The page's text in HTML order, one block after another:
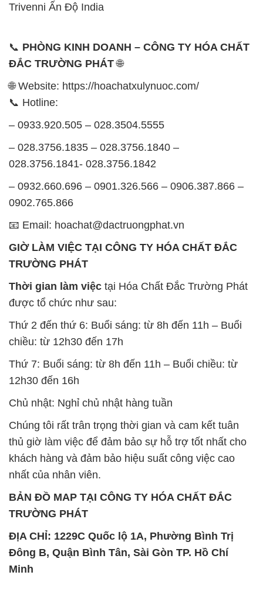
Trivenni Ấn Độ India
📞 PHÒNG KINH DOANH – CÔNG TY HÓA CHẤT
ĐẮC TRƯỜNG PHÁT🌐
🌐 Website: https://hoachatxulynuoc.com/
📞 Hotline:
– 0933.920.505 – 028.3504.5555
– 028.3756.1835 – 028.3756.1840 –
028.3756.1841- 028.3756.1842
– 0932.660.696 – 0901.326.566 – 0906.387.866 –
0902.765.866
📧 Email: hoachat@dactruongphat.vn
GIỜ LÀM VIỆC TẠI CÔNG TY HÓA CHẤT ĐẮC
TRƯỜNG PHÁT
Thời gian làm việc tại Hóa Chất Đắc Trường Phát
được tổ chức như sau:
Thứ 2 đến thứ 6: Buổi sáng: từ 8h đến 11h – Buổi
chiều: từ 12h30 đến 17h
Thứ 7: Buổi sáng: từ 8h đến 11h – Buổi chiều: từ
12h30 đến 16h
Chủ nhật: Nghỉ chủ nhật hàng tuần
Chúng tôi rất trân trọng thời gian và cam kết tuân
thủ giờ làm việc để đảm bảo sự hỗ trợ tốt nhất cho
khách hàng và đảm bảo hiệu suất công việc cao
nhất của nhân viên.
BẢN ĐỒ MAP TẠI CÔNG TY HÓA CHẤT ĐẮC
TRƯỜNG PHÁT
ĐỊA CHỈ: 1229C Quốc lộ 1A, Phường Bình Trị
Đông B, Quận Bình Tân, Sài Gòn TP. Hồ Chí
Minh